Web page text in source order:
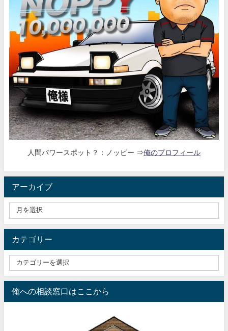
人間パワースポット？：ノッピー ⇒俺のプロフィール
アーカイブ
カテゴリー
俺への相談窓口はここから